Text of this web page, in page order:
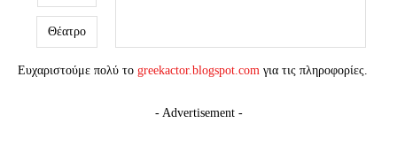
Θέατρο
Ευχαριστούμε πολύ το greekactor.blogspot.com για τις πληροφορίες.
- Advertisement -